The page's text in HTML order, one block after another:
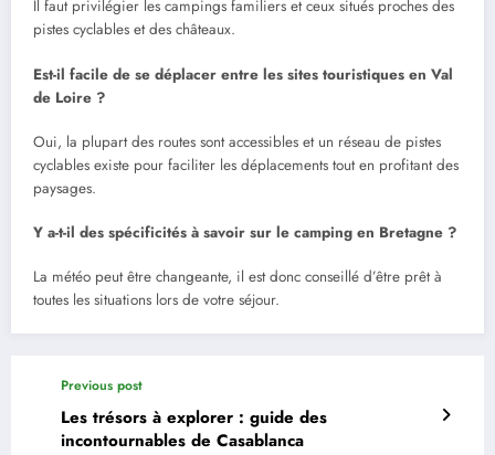
Il faut privilégier les campings familiers et ceux situés proches des
pistes cyclables et des châteaux.
Est-il facile de se déplacer entre les sites touristiques en Val
de Loire ?
Oui, la plupart des routes sont accessibles et un réseau de pistes
cyclables existe pour faciliter les déplacements tout en profitant des
paysages.
Y a-t-il des spécificités à savoir sur le camping en Bretagne ?
La météo peut être changeante, il est donc conseillé d’être prêt à
toutes les situations lors de votre séjour.
Previous post
Les trésors à explorer : guide des
incontournables de Casablanca